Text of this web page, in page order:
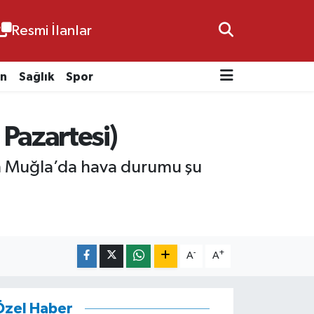
Resmi İlanlar
Sağlık Spor
hava durumu şu
A- A+
Haber